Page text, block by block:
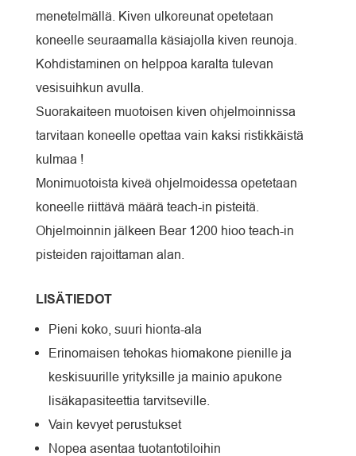
menetelmällä. Kiven ulkoreunat opetetaan
koneelle seuraamalla käsiajolla kiven reunoja.
Kohdistaminen on helppoa karalta tulevan
vesisuihkun avulla.
Suorakaiteen muotoisen kiven ohjelmoinnissa
tarvitaan koneelle opettaa vain kaksi ristikkäistä
kulmaa !
Monimuotoista kiveä ohjelmoidessa opetetaan
koneelle riittävä määrä teach-in pisteitä.
Ohjelmoinnin jälkeen Bear 1200 hioo teach-in
pisteiden rajoittaman alan.
LISÄTIEDOT
Pieni koko, suuri hionta-ala
Erinomaisen tehokas hiomakone pienille ja
keskisuurille yrityksille ja mainio apukone
lisäkapasiteettia tarvitseville.
Vain kevyet perustukset
Nopea asentaa tuotantotiloihin